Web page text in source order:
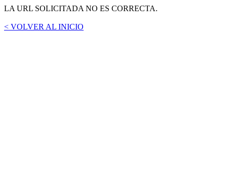
LA URL SOLICITADA NO ES CORRECTA.
< VOLVER AL INICIO